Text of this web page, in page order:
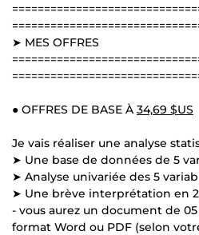
➤ MES OFFRES
● OFFRES DE BASE À 34,69 $US
Je vais réaliser une analyse
➤ Une base de données de 5
➤ Analyse univariée des 5
➤ Une brève interprétation en
- vous aurez un document de
format Word ou PDF (selon